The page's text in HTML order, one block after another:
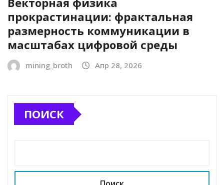
прокрастинации: фрактальная
размерность коммуникации в
масштабах цифровой среды
mining_broth Апр 28, 2026
ПОИСК